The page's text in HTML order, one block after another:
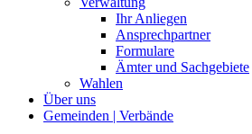
Ihr Anliegen
Ansprechpartner
Formulare
Ämter und Sachgebiete
Wahlen
Über uns
Gemeinden | Verbände